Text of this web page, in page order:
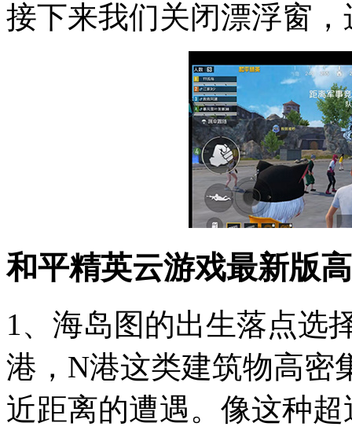
接下来我们关闭漂浮窗
和平精英云游戏最新版
1、海岛图的出生落点选
港，N港这类建筑物高密
近距离的遭遇。像这种